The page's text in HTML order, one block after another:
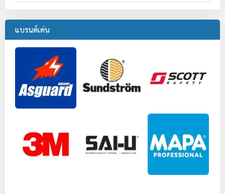
แบรนด์เด่น